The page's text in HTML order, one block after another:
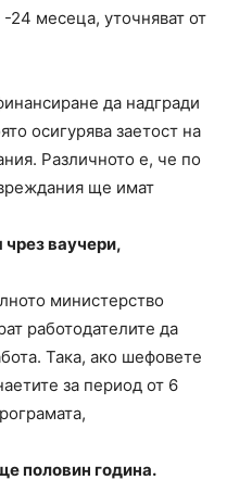
24 месеца, уточняват от
да надгради
осигурява заетост на
Различното е, че по
ще имат
ваучери,
министерство
работодателите да
Така, ако шефовете
за период от 6
половин година.